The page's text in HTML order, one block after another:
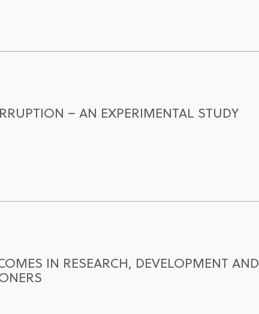
– AN EXPERIMENTAL STUDY
IN RESEARCH, DEVELOPMENT AND